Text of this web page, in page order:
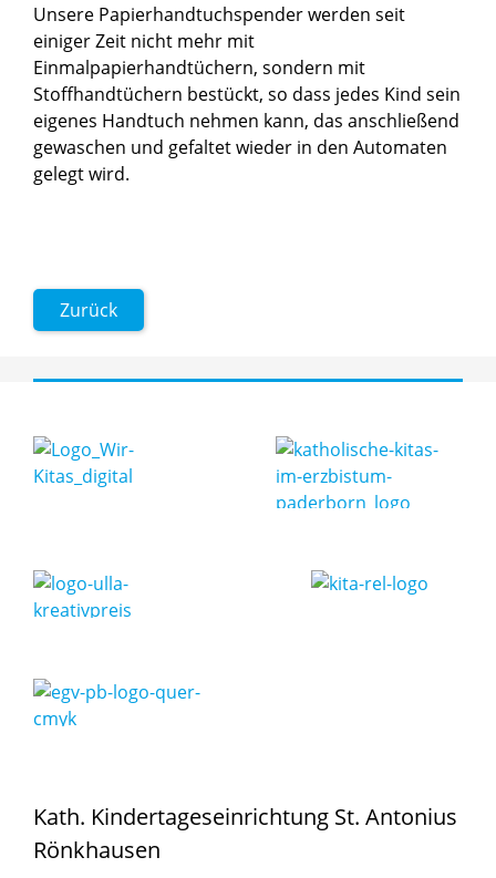
Unsere Papierhandtuchspender werden seit
einiger Zeit nicht mehr mit
Einmalpapierhandtüchern, sondern mit
Stoffhandtüchern bestückt, so dass jedes Kind sein
eigenes Handtuch nehmen kann, das anschließend
gewaschen und gefaltet wieder in den Automaten
gelegt wird.
Zurück
Kath. Kindertageseinrichtung St. Antonius
Rönkhausen